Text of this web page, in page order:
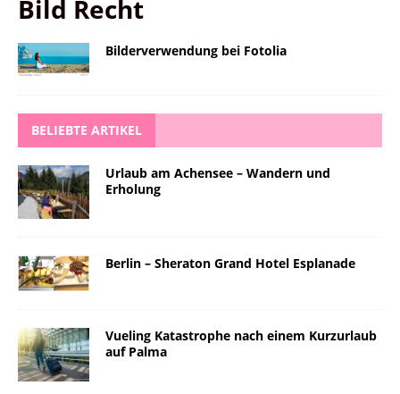
Bild Recht
Bilderverwendung bei Fotolia
BELIEBTE ARTIKEL
Urlaub am Achensee – Wandern und
Erholung
Berlin – Sheraton Grand Hotel Esplanade
Vueling Katastrophe nach einem Kurzurlaub
auf Palma